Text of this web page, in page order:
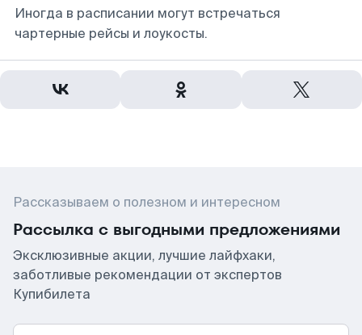
Иногда в расписании могут встречаться
чартерные рейсы и лоукосты.
Рассказываем о полезном и интересном
Рассылка с выгодными предложениями
Эксклюзивные акции, лучшие лайфхаки,
заботливые рекомендации от экспертов
Купибилета